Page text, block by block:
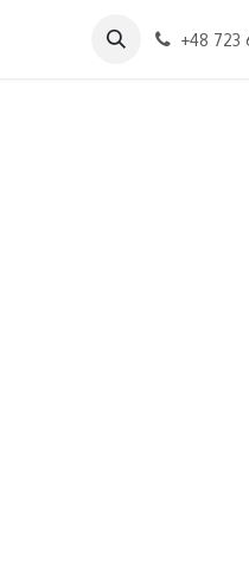
​+48 723